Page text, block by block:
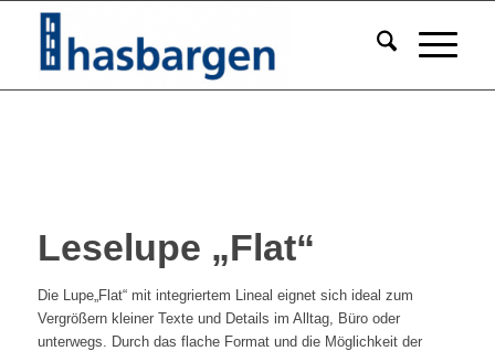
Leselupe „Flat“
Die Lupe„Flat“ mit integriertem Lineal eignet sich ideal zum
Vergrößern kleiner Texte und Details im Alltag, Büro oder
unterwegs. Durch das flache Format und die Möglichkeit der